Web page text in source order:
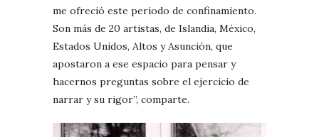
me ofreció este periodo de confinamiento.
Son más de 20 artistas, de Islandia, México,
Estados Unidos, Altos y Asunción, que
apostaron a ese espacio para pensar y
hacernos preguntas sobre el ejercicio de
narrar y su rigor”, comparte.